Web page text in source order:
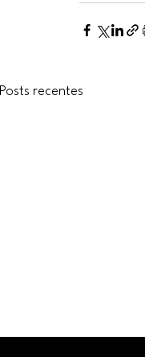
Posts recentes